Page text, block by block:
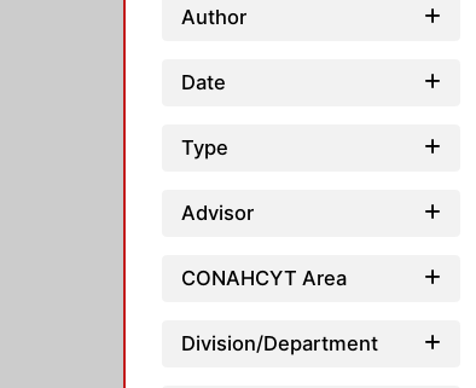
Author
Date
Type
Advisor
CONAHCYT Area
Division/Department